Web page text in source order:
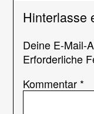
Hinterlasse
Deine E-Mail-
Erforderliche
Kommentar *